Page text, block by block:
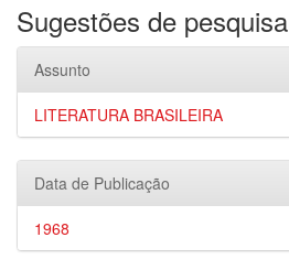
Sugestões de pesquisa
Assunto
LITERATURA BRASILEIRA
Data de Publicação
1968